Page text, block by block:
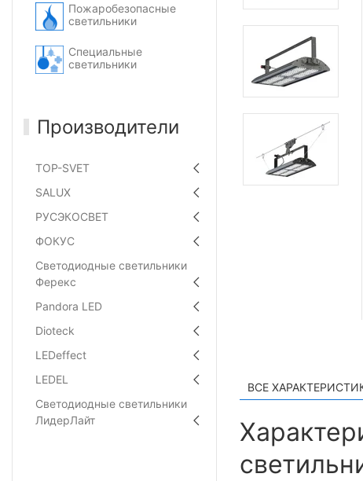
Пожаробезопасные
светильники
Специальные
светильники
Производители
TOP-SVET
SALUX
РУСЭКОСВЕТ
ФОКУС
Светодиодные светильники
Ферекс
Pandora LED
Dioteck
LEDeffect
LEDEL
Светодиодные светильники
ЛидерЛайт
ВСЕ